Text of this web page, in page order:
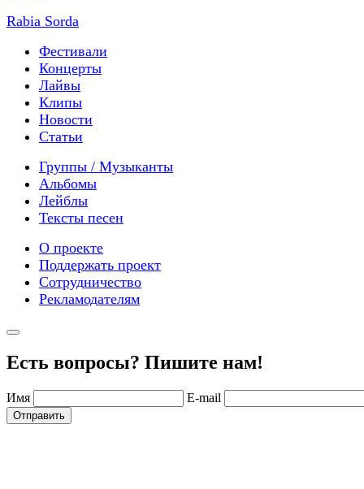
Rabia Sorda
Фестивали
Концерты
Лайвы
Клипы
Новости
Статьи
Группы / Музыканты
Альбомы
Лейблы
Тексты песен
О проекте
Поддержать проект
Сотрудничество
Рекламодателям
Есть вопросы? Пишите нам!
Имя E-mail